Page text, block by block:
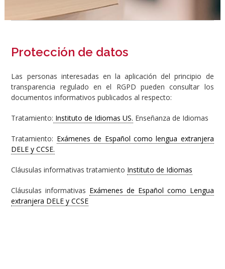
Protección de datos
Las personas interesadas en la aplicación del principio de
transparencia regulado en el RGPD pueden consultar los
documentos informativos publicados al respecto:
Tratamiento: Instituto de Idiomas US. Enseñanza de Idiomas
Tratamiento: Exámenes de Español como lengua extranjera
DELE y CCSE.
Cláusulas informativas tratamiento Instituto de Idiomas
Cláusulas informativas Exámenes de Español como Lengua
extranjera DELE y CCSE